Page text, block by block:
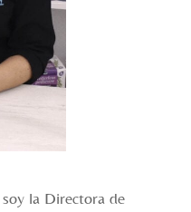
la Directora de